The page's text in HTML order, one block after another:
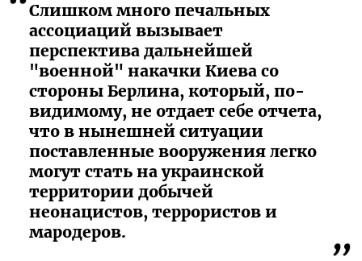
Слишком много печальных
ассоциаций вызывает
перспектива дальнейшей
"военной" накачки Киева со
стороны Берлина, который, по-
видимому, не отдает себе отчета,
что в нынешней ситуации
поставленные вооружения легко
могут стать на украинской
территории добычей
неонацистов, террористов и
мародеров.